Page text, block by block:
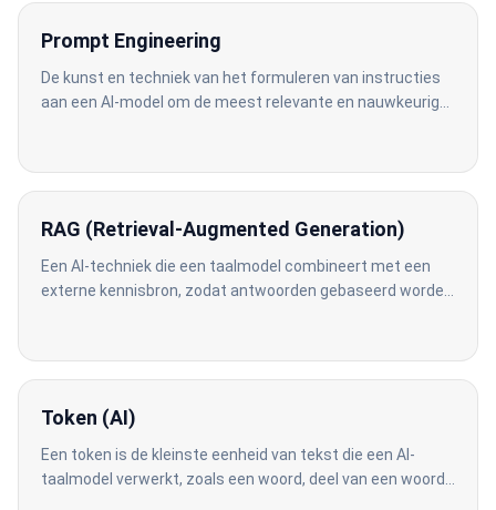
Prompt Engineering
De kunst en techniek van het formuleren van instructies
aan een AI-model om de meest relevante en nauwkeurige
RAG (Retrieval-Augmented Generation)
Een AI-techniek die een taalmodel combineert met een
externe kennisbron, zodat antwoorden gebaseerd worden
Token (AI)
Een token is de kleinste eenheid van tekst die een AI-
taalmodel verwerkt, zoals een woord, deel van een woord